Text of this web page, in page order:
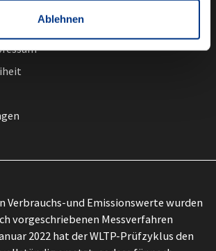
Ablehnen
Verbrauchs-und Emissionswerte wurden
vorgeschriebenen Messverfahren
2022 hat der WLTP-Prüfzyklus den